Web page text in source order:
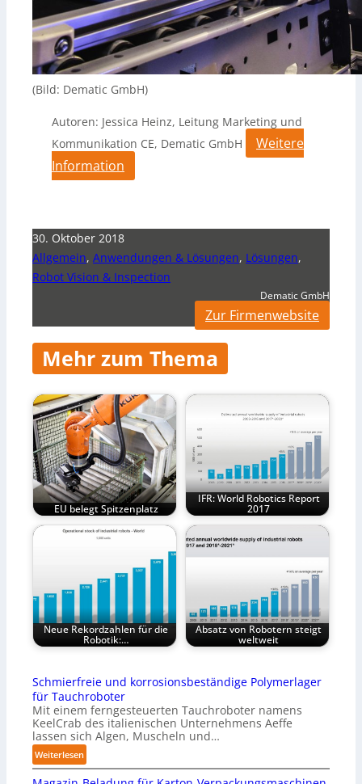
(Bild: Dematic GmbH)
Autoren: Jessica Heinz, Leitung Marketing und
Kommunikation CE, Dematic GmbH
Weitere
Information
30. Oktober 2018
Allgemein, Anwendungen & Lösungen, Lösungen,
Robot Vision & Inspection
Dematic GmbH
Zur Firmenwebsite
Mehr zum Thema
EU belegt Spitzenplatz
IFR: World Robotics Report
2017
Neue Rekordzahlen für die
Robotik:…
Absatz von Robotern steigt
weltweit
Schmierfreie und korrosionsbeständige Polymerlager
für Tauchroboter
Mit einem ferngesteuerten Tauchroboter namens
KeelCrab des italienischen Unternehmens Aeffe
lassen sich Algen, Muscheln und…
Weiterlesen:
S